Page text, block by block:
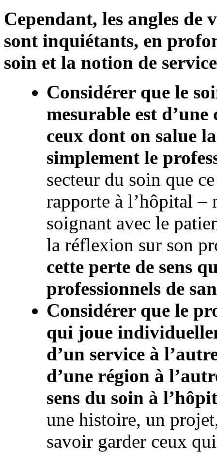
Cependant, les angles
sont inquiétants, en
soin et la notion de
Considérer que le
mesurable est
ceux dont on salue
simplement le
secteur du soin que
rapporte à l’hôpital –
soignant avec le
la réflexion sur son
cette perte de sens
professionnels de
Considérer que le
qui joue
d’un service à
d’une région à
sens du soin à
une histoire, un
savoir garder ceux